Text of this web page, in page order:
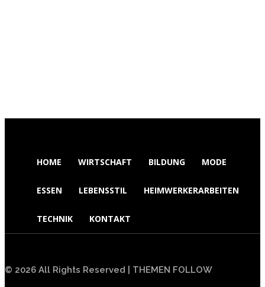
HOME WIRTSCHAFT BILDUNG MODE
ESSEN LEBENSSTIL HEIMWERKERARBEITEN
TECHNIK KONTAKT
© 2026 All Rights Reserved | THEMEN FOLLOW